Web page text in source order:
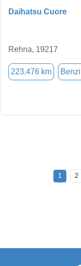
Daihatsu Cuore
Rehna, 19217
223.476 km
1 2